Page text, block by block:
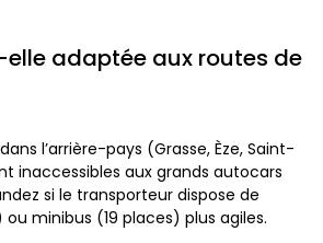
elle adaptée aux routes de
l’arrière-pays (Grasse, Èze, Saint-
inaccessibles aux grands autocars
si le transporteur dispose de
minibus (19 places) plus agiles.